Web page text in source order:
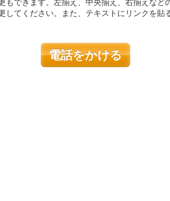
もできます。左揃え、中央揃え、右揃えなど
してください。また、テキストにリンクを貼
電話をかける